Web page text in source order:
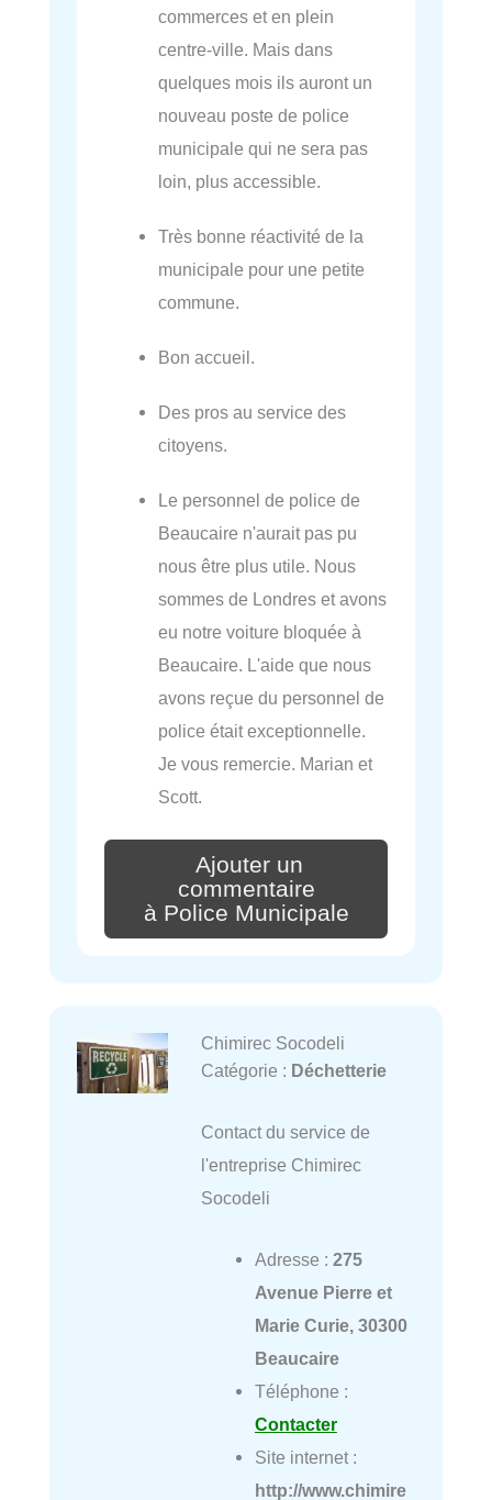
commerces et en plein
centre-ville. Mais dans
quelques mois ils auront un
nouveau poste de police
municipale qui ne sera pas
loin, plus accessible.
Très bonne réactivité de la
municipale pour une petite
commune.
Bon accueil.
Des pros au service des
citoyens.
Le personnel de police de
Beaucaire n'aurait pas pu
nous être plus utile. Nous
sommes de Londres et avons
eu notre voiture bloquée à
Beaucaire. L'aide que nous
avons reçue du personnel de
police était exceptionnelle.
Je vous remercie. Marian et
Scott.
Ajouter un
commentaire
à Police Municipale
Chimirec Socodeli
Catégorie : Déchetterie
Contact du service de
l'entreprise Chimirec
Socodeli
Adresse : 275
Avenue Pierre et
Marie Curie, 30300
Beaucaire
Téléphone :
Contacter
Site internet :
http://www.chimire